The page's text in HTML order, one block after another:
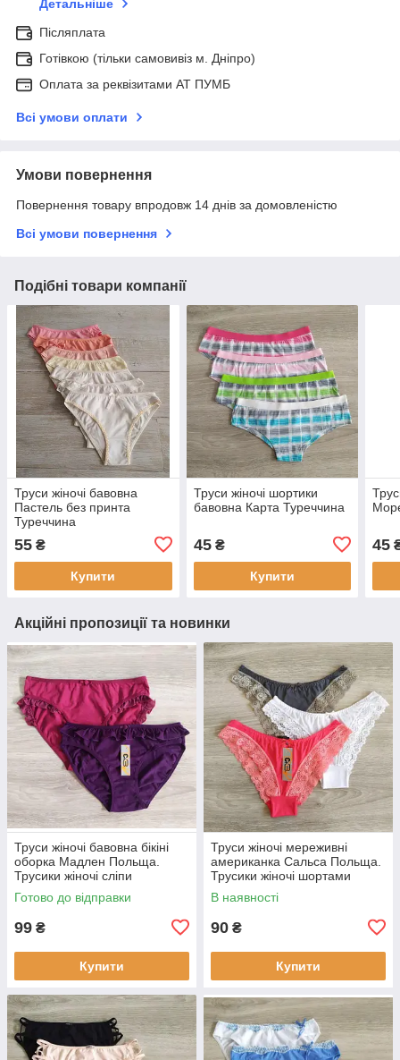
Детальніше
Післяплата
Готівкою (тільки самовивіз м. Дніпро)
Оплата за реквізитами АТ ПУМБ
Всі умови оплати
Умови повернення
Повернення товару впродовж 14 днів за домовленістю
Всі умови повернення
Подібні товари компанії
Труси жіночі бавовна
Пастель без принта
Туреччина
55 ₴
Купити
Труси жіночі шортики
бавовна Карта Туреччина
45₴
Купити
45
Акційні пропозиції та новинки
Труси жіночі бавовна бікіні
оборка Мадлен Польща.
Трусики жіночі сліпи
Готово до відправки
99 ₴
Купити
Труси жіночі мереживні
американка Сальса Польща.
Трусики жіночі шортами
В наявності
90 ₴
Купити